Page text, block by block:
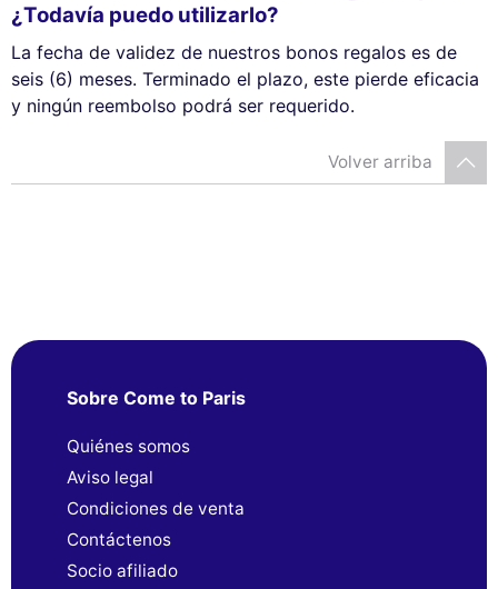
¿Todavía puedo utilizarlo?
La fecha de validez de nuestros bonos regalos es de
seis (6) meses. Terminado el plazo, este pierde eficacia
y ningún reembolso podrá ser requerido.
Volver arriba
Sobre Come to Paris
Quiénes somos
Aviso legal
Condiciones de venta
Contáctenos
Socio afiliado